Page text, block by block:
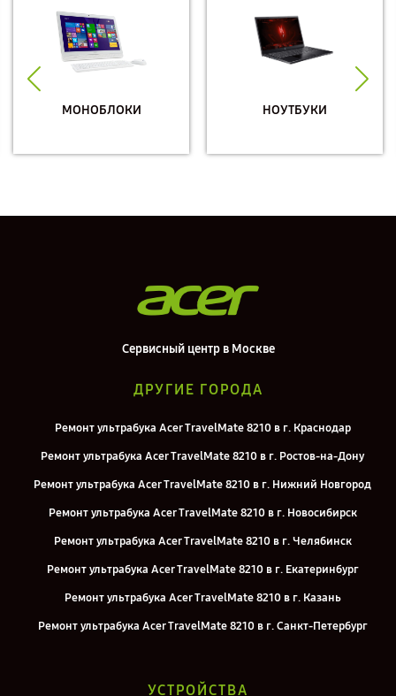
МОНОБЛОКИ НОУТБУКИ
Сервисный центр в Москве
ДРУГИЕ ГОРОДА
Ремонт ультрабука Acer TravelMate 8210 в г. Краснодар
Ремонт ультрабука Acer TravelMate 8210 в г. Ростов-на-Дону
Ремонт ультрабука Acer TravelMate 8210 в г. Нижний Новгород
Ремонт ультрабука Acer TravelMate 8210 в г. Новосибирск
Ремонт ультрабука Acer TravelMate 8210 в г. Челябинск
Ремонт ультрабука Acer TravelMate 8210 в г. Екатеринбург
Ремонт ультрабука Acer TravelMate 8210 в г. Казань
Ремонт ультрабука Acer TravelMate 8210 в г. Санкт-Петербург
УСТРОЙСТВА